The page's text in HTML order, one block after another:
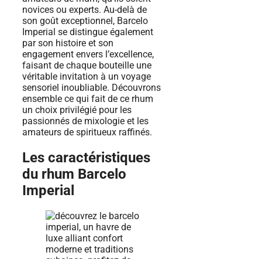
novices ou experts. Au-delà de
son goût exceptionnel, Barcelo
Imperial se distingue également
par son histoire et son
engagement envers l’excellence,
faisant de chaque bouteille une
véritable invitation à un voyage
sensoriel inoubliable. Découvrons
ensemble ce qui fait de ce rhum
un choix privilégié pour les
passionnés de mixologie et les
amateurs de spiritueux raffinés.
Les caractéristiques
du rhum Barcelo
Imperial